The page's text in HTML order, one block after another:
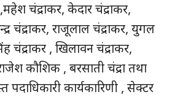
चंद्राकर, केदार चंद्राकर,
चंद्राकर, राजूलाल चंद्राकर, युगल
चंद्राकर , खिलावन चंद्राकर,
कौशिक , बरसाती चंद्रा तथा
कार्यकारिणी , सेक्टर